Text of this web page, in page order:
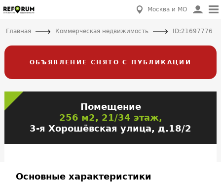
Москва и МО
Главная Коммерческая недвижимость ID:21697776
ОБЪЯВЛЕНИЕ СНЯТО С ПУБЛИКАЦИИ
Помещение
256 м2, 21/34 этаж,
3-я Хорошёвская улица, д.18/2
Основные характеристики